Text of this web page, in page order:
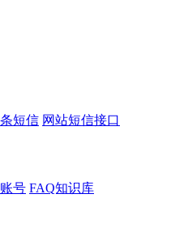
短信 网站短信接口
号 FAQ知识库